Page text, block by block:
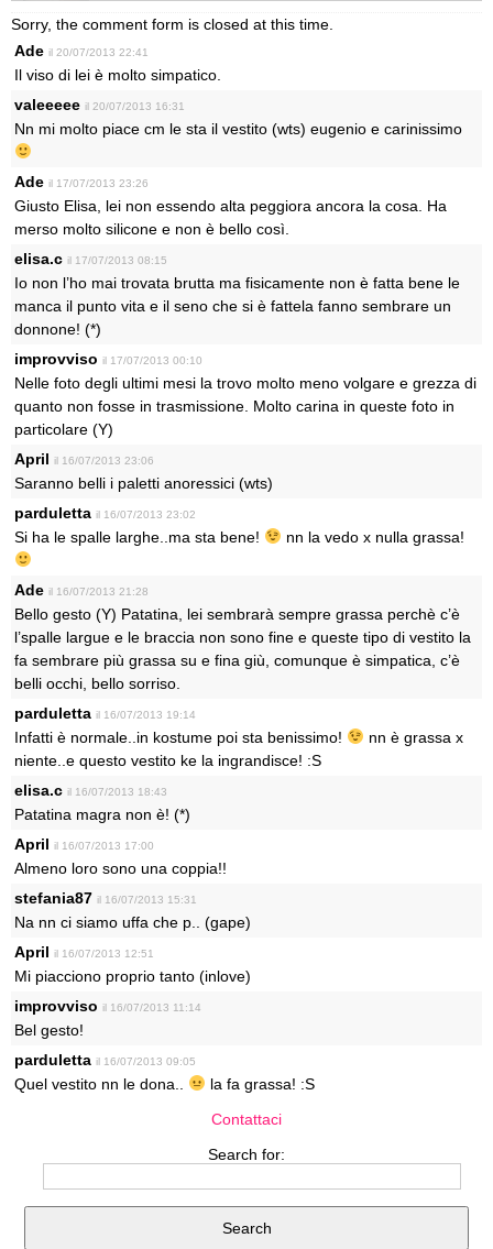
Sorry, the comment form is closed at this time.
Ade il 20/07/2013 22:41
Il viso di lei è molto simpatico.
valeeeee il 20/07/2013 16:31
Nn mi molto piace cm le sta il vestito (wts) eugenio e carinissimo
Ade il 17/07/2013 23:26
Giusto Elisa, lei non essendo alta peggiora ancora la cosa. Ha
merso molto silicone e non è bello così.
elisa.c il 17/07/2013 08:15
Io non l’ho mai trovata brutta ma fisicamente non è fatta bene le
manca il punto vita e il seno che si è fattela fanno sembrare un
donnone! (*)
improvviso il 17/07/2013 00:10
Nelle foto degli ultimi mesi la trovo molto meno volgare e grezza di
quanto non fosse in trasmissione. Molto carina in queste foto in
particolare (Y)
April il 16/07/2013 23:06
Saranno belli i paletti anoressici (wts)
parduletta il 16/07/2013 23:02
Si ha le spalle larghe..ma sta bene! nn la vedo x nulla grassa!
Ade il 16/07/2013 21:28
Bello gesto (Y) Patatina, lei sembrarà sempre grassa perchè c’è
l’spalle largue e le braccia non sono fine e queste tipo di vestito la
fa sembrare più grassa su e fina giù, comunque è simpatica, c’è
belli occhi, bello sorriso.
parduletta il 16/07/2013 19:14
Infatti è normale..in kostume poi sta benissimo!
nn è grassa x
niente..e questo vestito ke la ingrandisce! :S
elisa.c il 16/07/2013 18:43
Patatina magra non è! (*)
April il 16/07/2013 17:00
Almeno loro sono una coppia!!
stefania87 il 16/07/2013 15:31
Na nn ci siamo uffa che p.. (gape)
April il 16/07/2013 12:51
Mi piacciono proprio tanto (inlove)
improvviso il 16/07/2013 11:14
Bel gesto!
parduletta il 16/07/2013 09:05
Quel vestito nn le dona..
la fa grassa! :S
Contattaci
Search for: